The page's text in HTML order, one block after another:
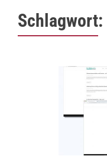
Schlagwort: